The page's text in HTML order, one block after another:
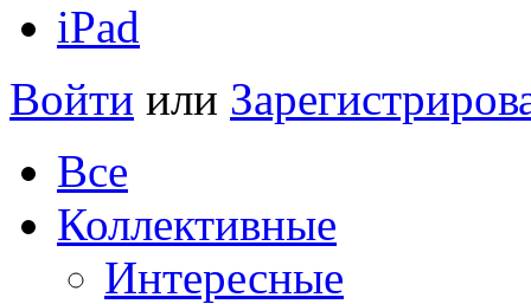
iPad
Войти или
Все
Коллективные
Интересные